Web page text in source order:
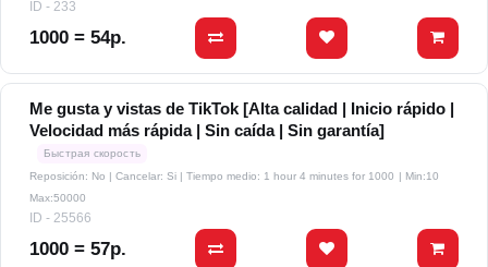
ID - 233
1000 = 54р.
Me gusta y vistas de TikTok [Alta calidad | Inicio rápido |
Velocidad más rápida | Sin caída | Sin garantía]
Быстрая скорость
Reposición: No | Cancelar: Si | Tiempo medio: 1 hour 4 minutes for 1000 | Min:10
Max:50000
ID - 25566
1000 = 57р.